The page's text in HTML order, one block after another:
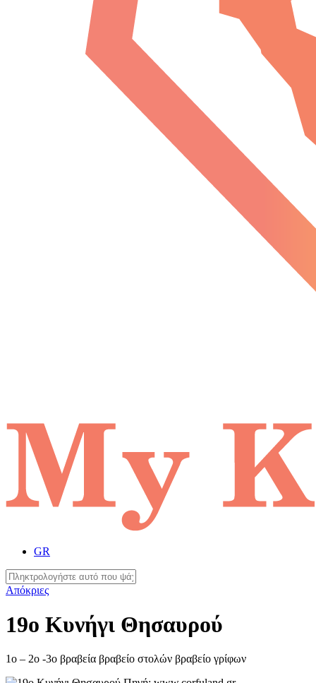
GR
Απόκριες
19ο Κυνήγι Θησαυρού
1ο – 2ο -3ο βραβεία βραβείο στολών βραβείο γρίφων